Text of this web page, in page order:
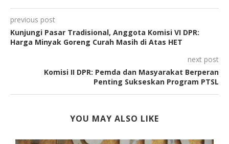
previous post
Kunjungi Pasar Tradisional, Anggota Komisi VI DPR:
Harga Minyak Goreng Curah Masih di Atas HET
next post
Komisi II DPR: Pemda dan Masyarakat Berperan
Penting Sukseskan Program PTSL
YOU MAY ALSO LIKE